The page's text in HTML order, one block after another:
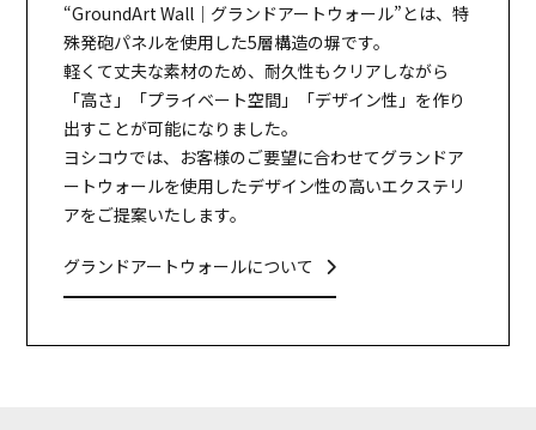
“GroundArt Wall｜グランドアートウォール”とは、特
殊発砲パネルを使用した5層構造の塀です。
軽くて丈夫な素材のため、耐久性もクリアしながら
「高さ」「プライベート空間」「デザイン性」を作り
出すことが可能になりました。
ヨシコウでは、お客様のご要望に合わせてグランドア
ートウォールを使用したデザイン性の高いエクステリ
アをご提案いたします。
グランドアートウォールについて